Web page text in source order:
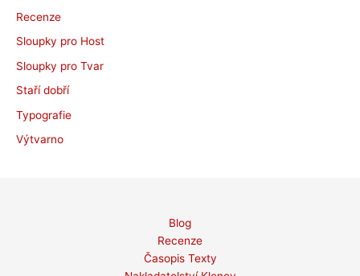
Recenze
Sloupky pro Host
Sloupky pro Tvar
Staří dobří
Typografie
Výtvarno
Blog
Recenze
Časopis Texty